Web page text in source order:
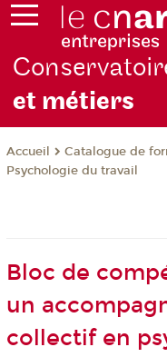
et métiers
Accueil
Catalogue de
Psychologie du travail
Bloc de
un
collectif en